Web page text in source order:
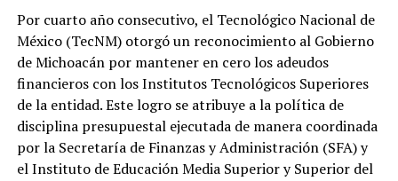
Por cuarto año consecutivo, el Tecnológico Nacional de
México (TecNM) otorgó un reconocimiento al Gobierno
de Michoacán por mantener en cero los adeudos
financieros con los Institutos Tecnológicos Superiores
de la entidad. Este logro se atribuye a la política de
disciplina presupuestal ejecutada de manera coordinada
por la Secretaría de Finanzas y Administración (SFA) y
el Instituto de Educación Media Superior y Superior del